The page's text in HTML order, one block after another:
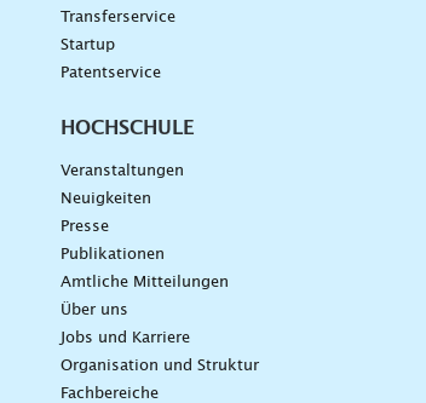
Transferservice
Startup
Patentservice
HOCHSCHULE
Veranstaltungen
Neuigkeiten
Presse
Publikationen
Amtliche Mitteilungen
Über uns
Jobs und Karriere
Organisation und Struktur
Fachbereiche